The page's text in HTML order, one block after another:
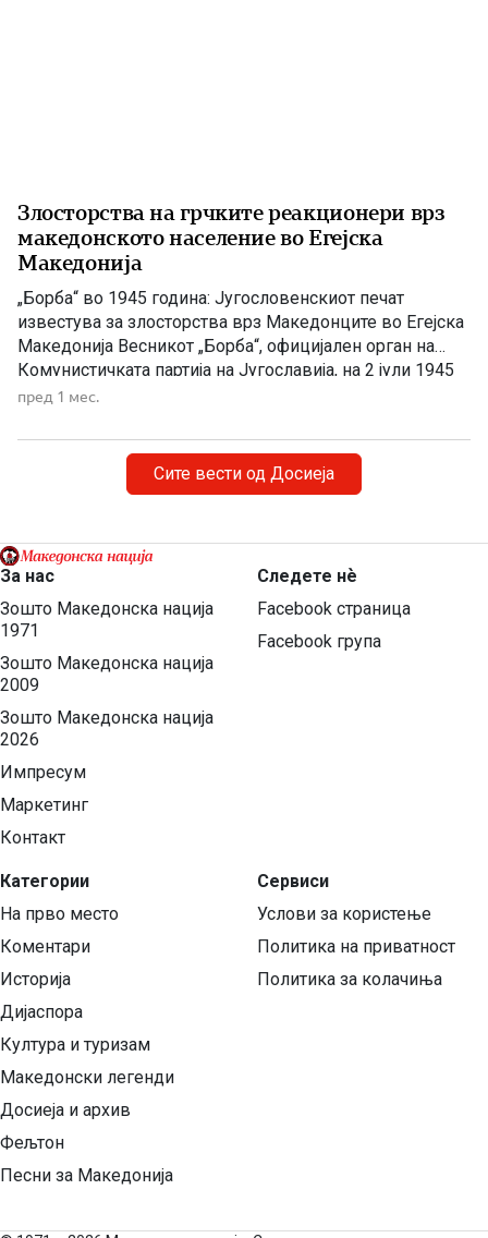
Злосторства на грчките реакционери врз
македонското население во Егејска
Македонија
„Борба“ во 1945 година: Југословенскиот печат
известува за злосторства врз Македонците во Егејска
Македонија Весникот „Борба“, официјален орган на
Комунистичката партија на Југославија, на 2 јули 1945
година објавува напис за насилствата што биле
Македонија. На насловната страница на белградскиот
дневен весник „Борба“, број 159 од 2 јули 1945 […]
пред 1 мес.
Сите вести од Досиеја
За нас
Зошто Македонска нација
1971
Зошто Македонска нација
2009
Зошто Македонска нација
2026
Импресум
Маркетинг
Контакт
Категории
На прво место
Коментари
Историја
Дијаспора
Култура и туризам
Македонски легенди
Досиеја и архив
Фељтон
Песни за Македонија
Следете нѐ
Facebook страница
Facebook група
Сервиси
Услови за користење
Политика на приватност
Политика за колачиња